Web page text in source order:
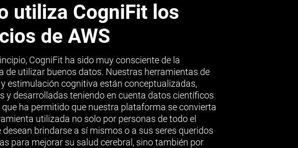
utiliza CogniFit los
de AWS
CogniFit ha sido muy consciente de la
de utilizar buenos datos. Nuestras herramientas de
estimulación cognitiva están conceptualizadas,
y desarrolladas teniendo en cuenta datos científicos
que ha permitido que nuestra plataforma se convierta
utilizada no solo por personas de todo el
desean brindarse a sí mismos o a sus seres queridos
para mejorar su salud cerebral, sino también por